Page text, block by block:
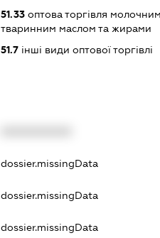
51.33оптова торгівля
тваринним маслом та жирами
51.7інші види оптової торгівлі
dossier.missingData
dossier.missingData
dossier.missingData